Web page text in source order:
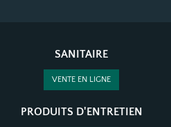
SANITAIRE
VENTE EN LIGNE
PRODUITS D'ENTRETIEN